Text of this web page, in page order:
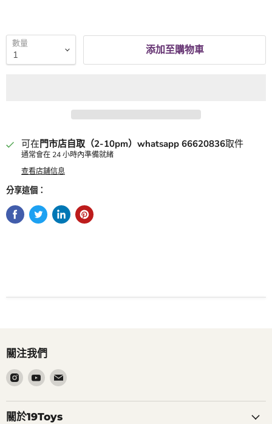
數量 添加至購物車
可在 門市店自取（2-10pm）whatsapp 66620836取件
通常會在 24 小時內準備就緒
查看店舖信息
分享這個：
關注我們
在
Instagram
找
到
在
Youtube
找
到
在
郵
關於19Toys